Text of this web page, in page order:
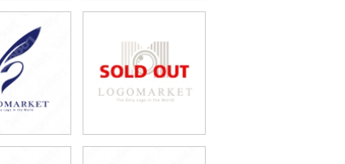
円
54,780円)
49,800円
(税込54,780円)